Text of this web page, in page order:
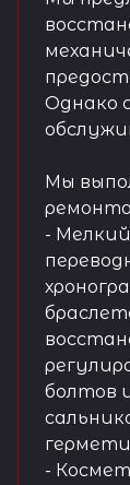
Однако
Мы
-
болтов
-